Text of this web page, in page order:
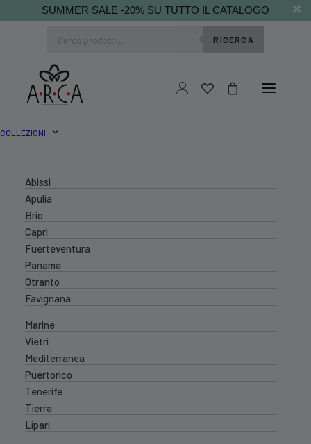
SUMMER SALE -20% SU TUTTO IL CATALOGO
RICERCA
COLLEZIONI
Abissi
Apulia
Brio
Capri
Fuerteventura
Panama
Otranto
Favignana
Marine
Vietri
Mediterranea
Puertorico
Tenerife
Tierra
Lipari